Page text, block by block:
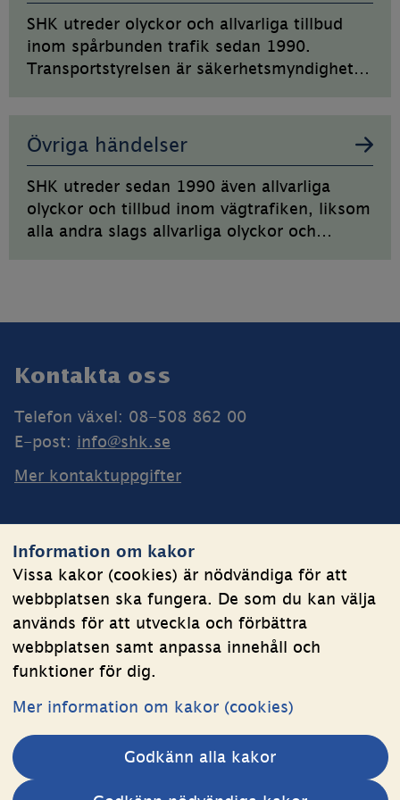
Information om kakor
Vissa kakor (cookies) är nödvändiga för att
webbplatsen ska fungera. De som du kan välja
används för att utveckla och förbättra
webbplatsen samt anpassa innehåll och
funktioner för dig.
Mer information om kakor (cookies)
Godkänn alla kakor
SHK utreder olyckor och allvarliga tillbud
inom spårbunden trafik sedan 1990.
Transportstyrelsen är säkerhetsmyndighet
Övriga händelser
SHK utreder sedan 1990 även allvarliga
olyckor och tillbud inom vägtrafiken, liksom
alla andra slags allvarliga olyckor och
Kontakta oss
Telefon växel: 08-508 862 00
E-post: info@shk.se
Mer kontaktuppgifter
Om kakor
Behandling av personuppgifter
Tillgänglighetsredogörelse
Följ oss
LinkedIn
(länk